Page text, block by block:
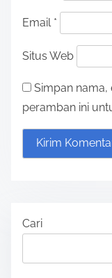
Email *
Situs Web
Simpan nama,
peramban ini
Cari